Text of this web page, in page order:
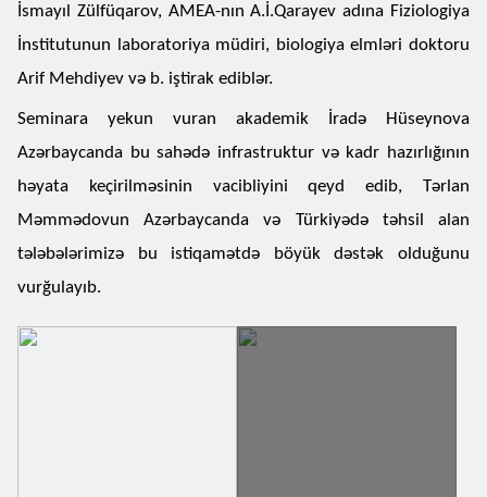
İsmayıl Zülfüqarov, AMEA-nın A.İ.Qarayev adına Fiziologiya
İnstitutunun laboratoriya müdiri, biologiya elmləri doktoru
Arif Mehdiyev və b. iştirak ediblər.
Seminara yekun vuran akademik İradə Hüseynova
Azərbaycanda bu sahədə infrastruktur və kadr hazırlığının
həyata keçirilməsinin vacibliyini qeyd edib, Tərlan
Məmmədovun Azərbaycanda və Türkiyədə təhsil alan
tələbələrimizə bu istiqamətdə böyük dəstək olduğunu
vurğulayıb.